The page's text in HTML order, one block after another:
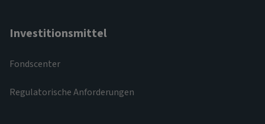
Investitionsmittel
Fondscenter
Regulatorische Anforderungen